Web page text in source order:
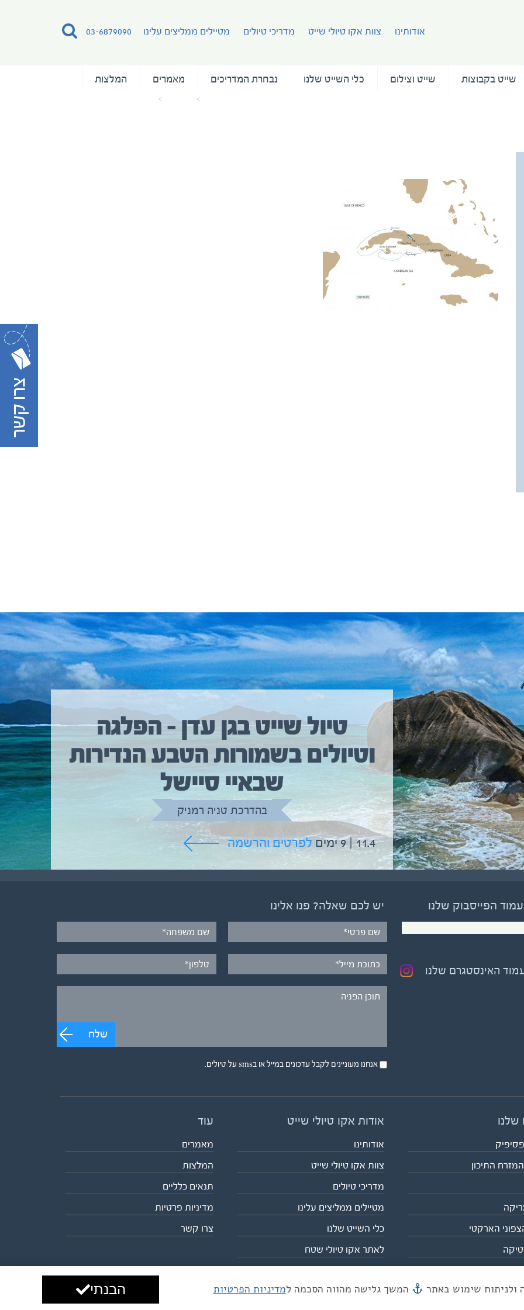
03-6879090 אודותינו צוות אקו טיולי שייט מדריכי טיולים מטיילים ממליצים עלינו
שייט בקבוצות שייט וצילום כלי השייט שלנו נבחרת המדריכים מאמרים המלצות
טיול שייט בגן עדן – הפלגה
וטיולים בשמורות הטבע הנדירות
שבאיי סיישל
בהדרכת טניה רמניק
11.4 | 9 ימים לפרטים והרשמה
טיול שייט מקיף איסלנד
בהדרכת גיל יניב
5.6 | 12 ימים לפרטים והרשמה
הפייסבוק שלנו
האינסטגרם שלנו
יש לכם שאלה? פנו אלינו
שלח
אנחנו מעוניינים לקבל עדכונים במייל או בsms על טיולים.
שלנו
התיכון
הארקטי
אודות אקו טיולי שייט
אודותינו
צוות אקו טיולי שייט
מדריכי טיולים
מטיילים ממליצים עלינו
כלי השייט שלנו
לאתר אקו טיולי שטח
עוד
מאמרים
המלצות
תנאים כלליים
מדיניות פרטיות
צרו קשר
מייל mail@eco.co.il | כתובתנו המסגר 55, תל אביב עיצוב ופיתוח: ביבר גלובל
המשך גלישה מהווה הסכמה למדיניות הפרטיות הבנתי